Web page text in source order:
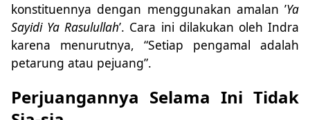
konstituennya dengan menggunakan amalan ’Ya
Sayidi Ya Rasulullah’. Cara ini dilakukan oleh Indra
karena menurutnya, “Setiap pengamal adalah
petarung atau pejuang”.
Perjuangannya Selama Ini Tidak